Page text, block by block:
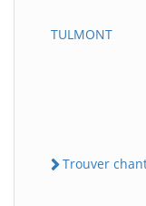
TULMONT
Trouver